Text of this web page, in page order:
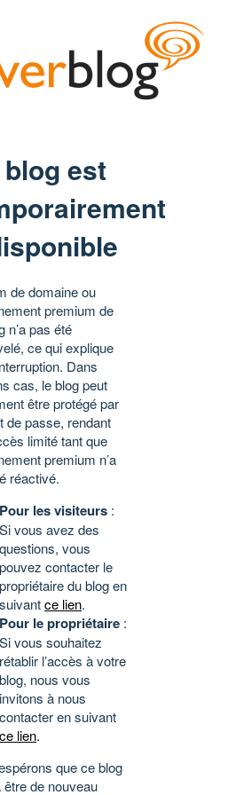
blog est
de domaine ou
premium de
n’a pas été
ce qui explique
Dans
cas, le blog peut
être protégé par
de passe, rendant
limité tant que
premium n’a
réactivé.
Pour les visiteurs :
Si vous avez des
questions, vous
pouvez contacter le
propriétaire du blog en
suivantce lien.
Pour le propriétaire :
Si vous souhaitez
rétablir l’accès à votre
blog, nous vous
invitons à nous
contacter en suivant
ce lien.
que ce blog
être de nouveau